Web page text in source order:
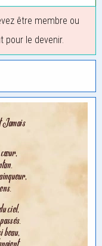
être membre ou
pour le devenir.